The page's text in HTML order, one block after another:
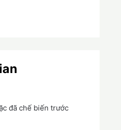
đã chế biến trước